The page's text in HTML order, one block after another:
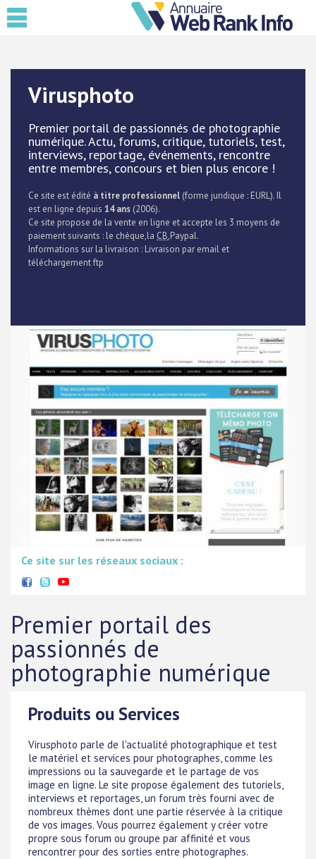
Virusphoto
Premier portail de passionnés de photographie
numérique. Actu, forums, critique, tutoriels, test,
interviews, reportage, événements, rencontre
entre membres, concours et bien plus encore !
Ce site est édité à titre professionnel (forme juridique : EURL). Il
est en ligne depuis 14 ans (2006).
Ce site propose de la vente en ligne et accepte les 3 moyens de
paiement suivants : le chèque,la CB,Paypal.
Informations sur la livraison : Livraison par email et
téléchargement ftp
Ce site sur les réseaux sociaux :
Premier portail des
passionnés de
photographie numérique
Produits ou Services
Virusphoto parle de l'actualité photographique et test
le matériel et services pour photographes, comme les
impressions ou la sauvegarde et le partage de vos
image en ligne. Le site propose également des tutoriels,
interviews et reportages, un forum très fourni avec de
nombreux thèmes dont une partie réservée à la critique
de vos images. Vous pourrez également y créer votre
propre sous forum ou groupe par affinité et vous
rencontrer pour des sorties entre photographes.